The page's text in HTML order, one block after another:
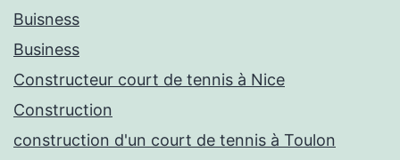
Buisness
Business
Constructeur court de tennis à Nice
Construction
construction d'un court de tennis à Toulon